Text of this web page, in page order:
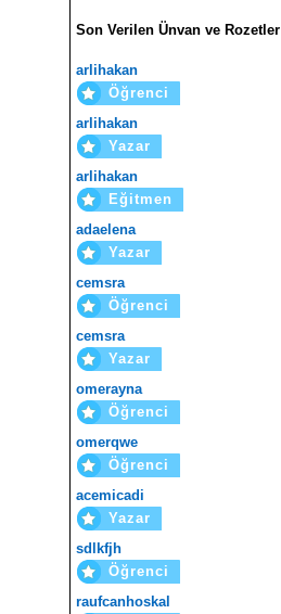
Son Verilen Ünvan ve Rozetler
arlihakan
Öğrenci
arlihakan
Yazar
arlihakan
Eğitmen
adaelena
Yazar
cemsra
Öğrenci
cemsra
Yazar
omerayna
Öğrenci
omerqwe
Öğrenci
acemicadi
Yazar
sdlkfjh
Öğrenci
raufcanhoskal